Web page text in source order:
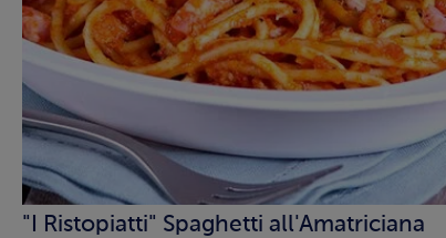
"I Ristopiatti" Spaghetti all'Amatriciana